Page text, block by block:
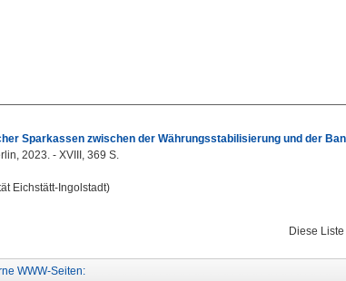
Sparkassen zwischen der Währungsstabilisierung und der
2023. - XVIII, 369 S.
Eichstätt-Ingolstadt)
Diese
WWW-Seiten: